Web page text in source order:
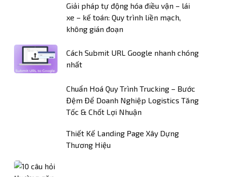
Giải pháp tự động hóa điều vận – lái
xe – kế toán: Quy trình liền mạch,
không gián đoạn
Cách Submit URL Google nhanh chóng
nhất
Chuẩn Hoá Quy Trình Trucking – Bước
Đệm Để Doanh Nghiệp Logistics Tăng
Tốc & Chốt Lợi Nhuận
Thiết Kế Landing Page Xây Dựng
Thương Hiệu